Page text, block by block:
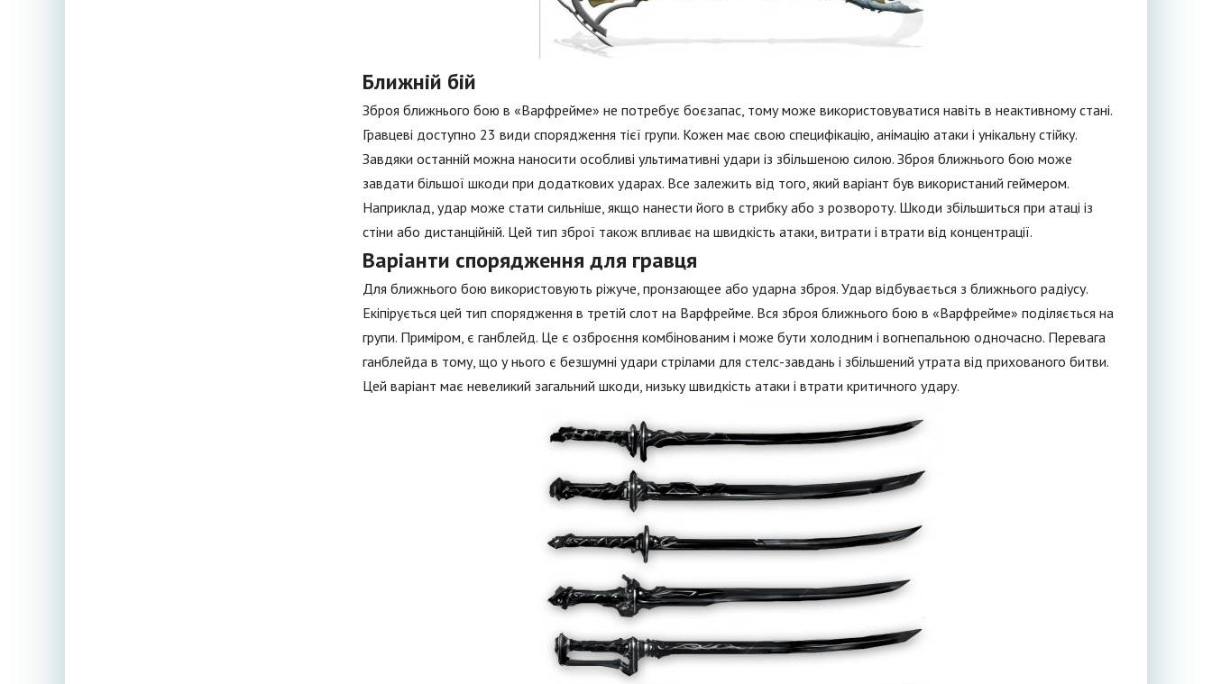
Ближній бій
Зброя ближнього бою в «Варфрейме» не потребує боєзапас, тому може використовуватися навіть в неактивному стані.
Гравцеві доступно 23 види спорядження тієї групи. Кожен має свою специфікацію, анімацію атаки і унікальну стійку.
Завдяки останній можна наносити особливі ультимативні удари із збільшеною силою. Зброя ближнього бою може
завдати більшої шкоди при додаткових ударах. Все залежить від того, який варіант був використаний геймером.
Наприклад, удар може стати сильніше, якщо нанести його в стрибку або з розвороту. Шкоди збільшиться при атаці із
стіни або дистанційній. Цей тип зброї також впливає на швидкість атаки, витрати і втрати від концентрації.
Варіанти спорядження для гравця
Для ближнього бою використовують ріжуче, пронзающее або ударна зброя. Удар відбувається з ближнього радіусу.
Екіпірується цей тип спорядження в третій слот на Варфрейме. Вся зброя ближнього бою в «Варфрейме» поділяється на
групи. Приміром, є ганблейд. Це є озброєння комбінованим і може бути холодним і вогнепальною одночасно. Перевага
ганблейда в тому, що у нього є безшумні удари стрілами для стелс-завдань і збільшений утрата від прихованого битви.
Цей варіант має невеликий загальний шкоди, низьку швидкість атаки і втрати критичного удару.